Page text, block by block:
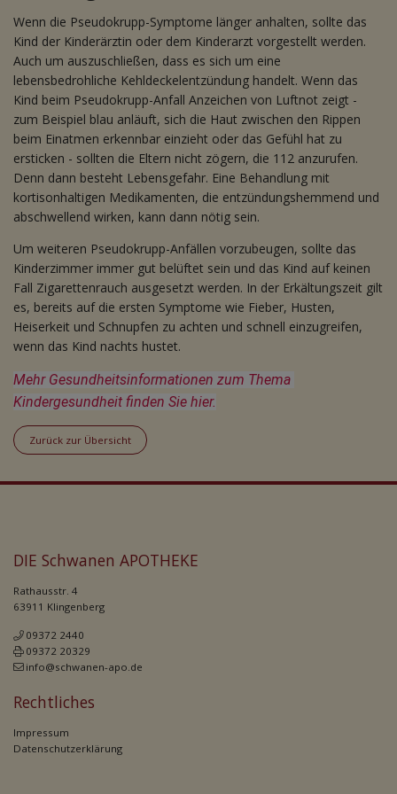
Zurück zur Übersicht
Wenn die Pseudokrupp-Symptome länger anhalten, sollte das
Kind der Kinderärztin oder dem Kinderarzt vorgestellt werden.
Auch um auszuschließen, dass es sich um eine
lebensbedrohliche Kehldeckelentzündung handelt. Wenn das
Kind beim Pseudokrupp-Anfall Anzeichen von Luftnot zeigt -
zum Beispiel blau anläuft, sich die Haut zwischen den Rippen
beim Einatmen erkennbar einzieht oder das Gefühl hat zu
ersticken - sollten die Eltern nicht zögern, die 112 anzurufen.
Denn dann besteht Lebensgefahr. Eine Behandlung mit
kortisonhaltigen Medikamenten, die entzündungshemmend und
abschwellend wirken, kann dann nötig sein.
Um weiteren Pseudokrupp-Anfällen vorzubeugen, sollte das
Kinderzimmer immer gut belüftet sein und das Kind auf keinen
Fall Zigarettenrauch ausgesetzt werden. In der Erkältungszeit gilt
es, bereits auf die ersten Symptome wie Fieber, Husten,
Heiserkeit und Schnupfen zu achten und schnell einzugreifen,
wenn das Kind nachts hustet.
Mehr Gesundheitsinformationen zum Thema
Kindergesundheit finden Sie hier.
DIE Schwanen APOTHEKE
Rathausstr. 4
63911 Klingenberg
09372 2440
09372 20329
info@schwanen-apo.de
Rechtliches
Impressum
Datenschutzerklärung